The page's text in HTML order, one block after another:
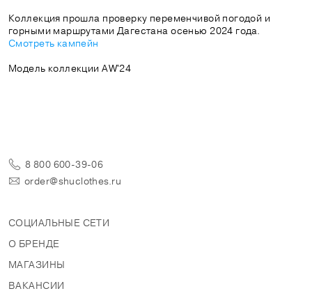
Коллекция прошла проверку переменчивой погодой и
Смотреть кампейн
Модель коллекции AW'24
8 800 600-39-06
order@shuclothes.ru
СОЦИАЛЬНЫЕ СЕТИ
О БРЕНДЕ
МАГАЗИНЫ
ВАКАНСИИ